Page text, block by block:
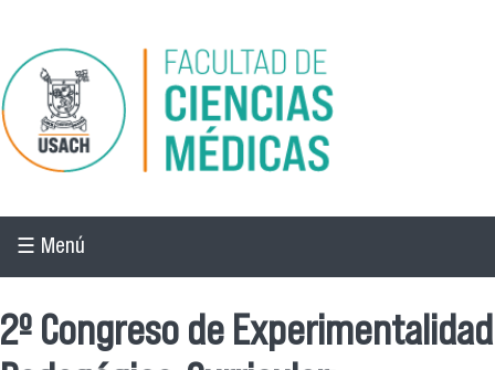
Pasar al contenido principal
☰ Menú
2º Congreso de Experimentalidad